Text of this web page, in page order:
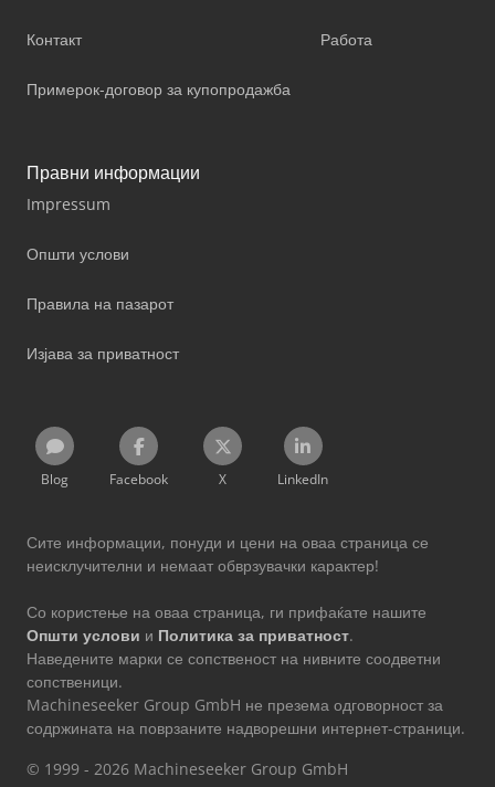
Контакт
Примерок-договор за купопродажба
Работа
Правни информации
Impressum
Општи услови
Правила на пазарот
Изјава за приватност
Blog Facebook X LinkedIn
Сите информации, понуди и цени на оваа страница се
неисклучителни и немаат обврзувачки карактер!
Со користење на оваа страница, ги прифаќате нашите
Општи услови и Политика за приватност.
Наведените марки се сопственост на нивните соодветни
сопственици.
Machineseeker Group GmbH не презема одговорност за
содржината на поврзаните надворешни интернет-страници.
© 1999 - 2026 Machineseeker Group GmbH